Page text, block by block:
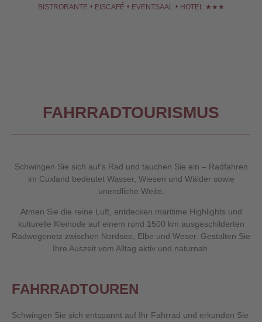
BISTRORANTE • EISCAFÉ • EVENTSAAL • HOTEL ★★★
FAHRRADTOURISMUS
Schwingen Sie sich auf’s Rad und tauchen Sie ein – Radfahren
im Cuxland bedeutet Wasser, Wiesen und Wälder sowie
unendliche Weite.
Atmen Sie die reine Luft, entdecken maritime Highlights und
kulturelle Kleinode auf einem rund 1500 km ausgeschilderten
Radwegenetz zwischen Nordsee, Elbe und Weser. Gestalten Sie
Ihre Auszeit vom Alltag aktiv und naturnah.
FAHRRADTOUREN
Schwingen Sie sich entspannt auf Ihr Fahrrad und erkunden Sie